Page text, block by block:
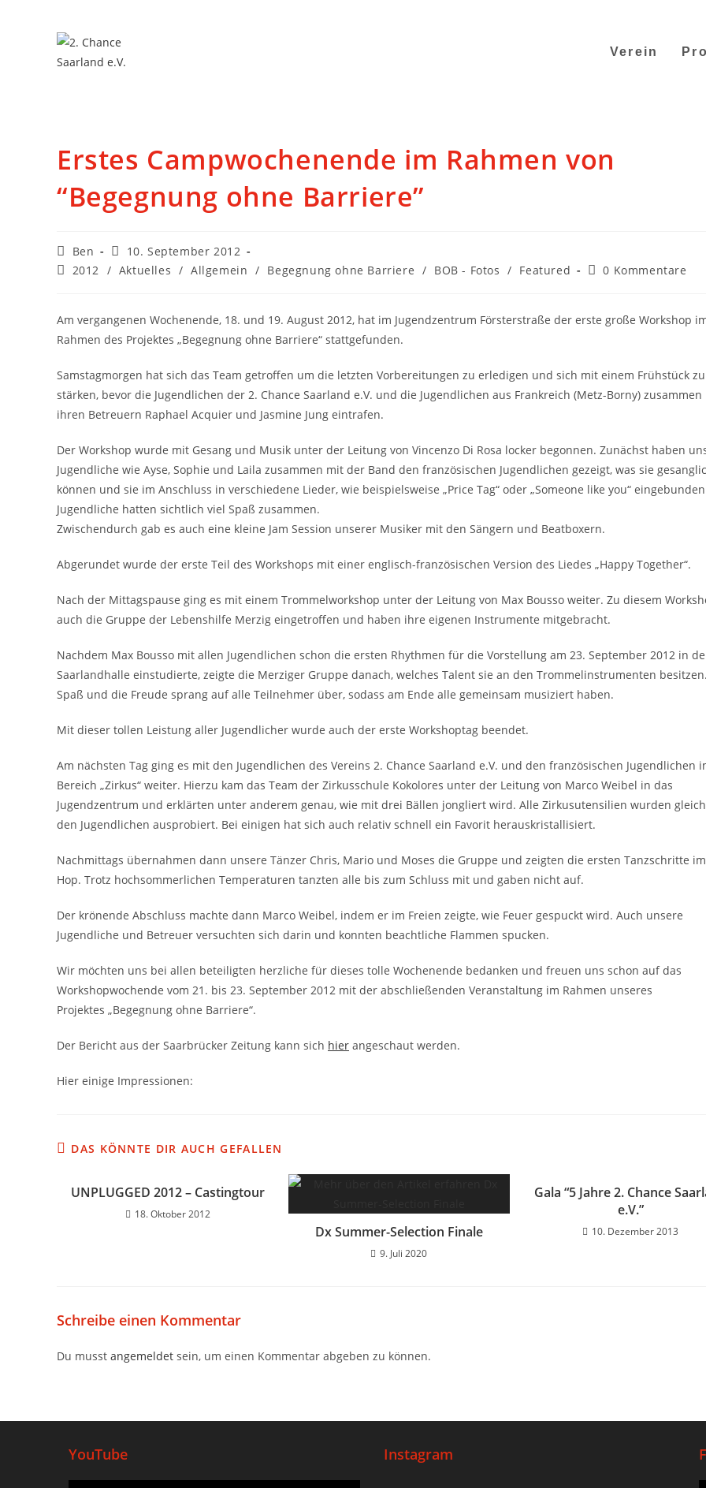
Verein
Erstes Campwochenende im Rahmen von
“Begegnung ohne Barriere”
Ben
10. September 2012
2012 / Aktuelles / Allgemein / Begegnung ohne Barriere / BOB - Fotos / Featured 0 Kommentare
Am vergangenen Wochenende, 18. und 19. August 2012, hat im Jugendzentrum Försterstraße der erste große Workshop
Rahmen des Projektes „Begegnung ohne Barriere“ stattgefunden.
Samstagmorgen hat sich das Team getroffen um die letzten Vorbereitungen zu erledigen und sich mit einem Frühstück zu
stärken, bevor die Jugendlichen der 2. Chance Saarland e.V. und die Jugendlichen aus Frankreich (Metz-Borny)
ihren Betreuern Raphael Acquier und Jasmine Jung eintrafen.
Der Workshop wurde mit Gesang und Musik unter der Leitung von Vincenzo Di Rosa locker begonnen. Zunächst haben
Jugendliche wie Ayse, Sophie und Laila zusammen mit der Band den französischen Jugendlichen gezeigt, was sie
können und sie im Anschluss in verschiedene Lieder, wie beispielsweise „Price Tag“ oder „Someone like you“
Jugendliche hatten sichtlich viel Spaß zusammen.
Zwischendurch gab es auch eine kleine Jam Session unserer Musiker mit den Sängern und Beatboxern.
Abgerundet wurde der erste Teil des Workshops mit einer englisch-französischen Version des Liedes „Happy Together“.
Nach der Mittagspause ging es mit einem Trommelworkshop unter der Leitung von Max Bousso weiter. Zu diesem
auch die Gruppe der Lebenshilfe Merzig eingetroffen und haben ihre eigenen Instrumente mitgebracht.
Nachdem Max Bousso mit allen Jugendlichen schon die ersten Rhythmen für die Vorstellung am 23. September 2012 in
Saarlandhalle einstudierte, zeigte die Merziger Gruppe danach, welches Talent sie an den Trommelinstrumenten
Spaß und die Freude sprang auf alle Teilnehmer über, sodass am Ende alle gemeinsam musiziert haben.
Mit dieser tollen Leistung aller Jugendlicher wurde auch der erste Workshoptag beendet.
Am nächsten Tag ging es mit den Jugendlichen des Vereins 2. Chance Saarland e.V. und den französischen Jugendlichen
Bereich „Zirkus“ weiter. Hierzu kam das Team der Zirkusschule Kokolores unter der Leitung von Marco Weibel in das
Jugendzentrum und erklärten unter anderem genau, wie mit drei Bällen jongliert wird. Alle Zirkusutensilien wurden
den Jugendlichen ausprobiert. Bei einigen hat sich auch relativ schnell ein Favorit herauskristallisiert.
Nachmittags übernahmen dann unsere Tänzer Chris, Mario und Moses die Gruppe und zeigten die ersten Tanzschritte
Hop. Trotz hochsommerlichen Temperaturen tanzten alle bis zum Schluss mit und gaben nicht auf.
Der krönende Abschluss machte dann Marco Weibel, indem er im Freien zeigte, wie Feuer gespuckt wird. Auch unsere
Jugendliche und Betreuer versuchten sich darin und konnten beachtliche Flammen spucken.
Wir möchten uns bei allen beteiligten herzliche für dieses tolle Wochenende bedanken und freuen uns schon auf das
Workshopwochende vom 21. bis 23. September 2012 mit der abschließenden Veranstaltung im Rahmen unseres
Projektes „Begegnung ohne Barriere“.
Der Bericht aus der Saarbrücker Zeitung kann sich hier angeschaut werden.
Hier einige Impressionen:
DAS KÖNNTE DIR AUCH GEFALLEN
UNPLUGGED 2012 – Castingtour
18. Oktober 2012
Dx Summer-Selection Finale
9. Juli 2020
Gala “5 Jahre 2. Chance
e.V.”
10. Dezember 2013
Schreibe einen Kommentar
Du musst angemeldet sein, um einen Kommentar abgeben zu können.
YouTube Instagram